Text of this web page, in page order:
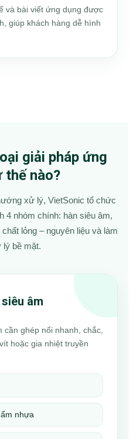
và bài viết ứng dụng được
giúp khách hàng dễ hình
giải pháp ứng
thế nào?
xử lý, VietSonic tổ chức
4 nhóm chính: hàn siêu âm,
lỏng – nguyên liệu và làm
lý bề mặt.
âm
ghép nối nhanh, chắc,
hoặc gia nhiệt truyền
nhựa